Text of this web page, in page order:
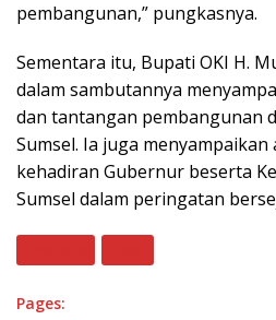
pembangunan,” pungkasnya.
Sementara itu, Bupati OKI H.
dalam sambutannya
dan tantangan pembangunan
Sumsel. Ia juga menyampaikan
kehadiran Gubernur beserta
Sumsel dalam peringatan
Pages: